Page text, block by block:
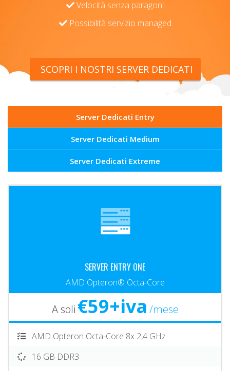
Velocità senza paragoni
Possibilità servizio managed
SCOPRI I NOSTRI SERVER DEDICATI
Server Dedicati Entry
Server Dedicati Medium
Server Dedicati Extreme
SERVER ENTRY ONE
AMD Opteron® Octa-Core
A soli €59+iva /mese
AMD Opteron Octa-Core 8x 2,4 GHz
16 GB DDR3